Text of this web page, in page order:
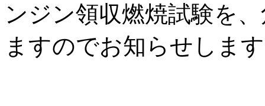
ンジン領収燃焼試験を
ますのでお知らせしま